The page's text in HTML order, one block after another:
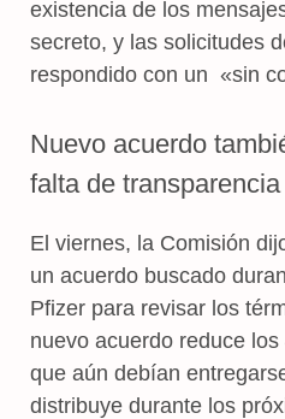
existencia de los
secreto, y las solicitudes
respondido con un «sin
Nuevo acuerdo
falta de transparencia
El viernes, la Comisión
un acuerdo buscado
Pfizer para revisar los
nuevo acuerdo reduce
que aún debían
distribuye durante los